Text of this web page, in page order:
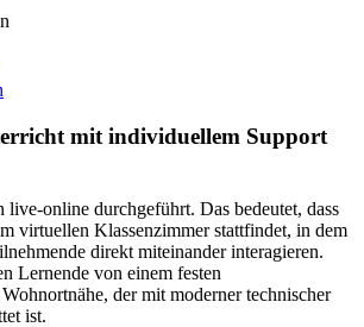
mit individuellem Support
live-online durchgeführt. Das bedeutet, dass
virtuellen Klassenzimmer stattfindet, in dem
direkt miteinander interagieren.
Lernende von einem festen
der mit moderner technischer
ist.